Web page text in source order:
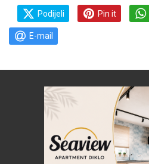
Podijeli Pin it
E-mail